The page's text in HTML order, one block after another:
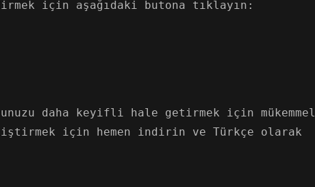
için aşağıdaki butona tıklayın:
daha keyifli hale getirmek için mükemmel
için hemen indirin ve Türkçe olarak